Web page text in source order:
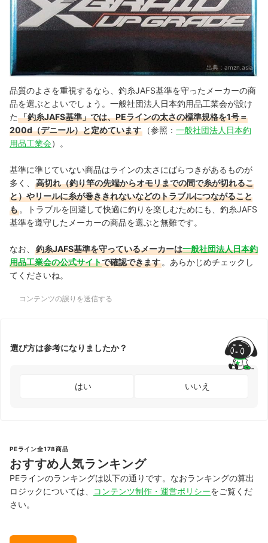
出典： amzn.asia
品質のよさを重視するなら、釣糸JAFS基準を守ったメーカーの商
品を選ぶとよいでしょう。一般社団法人日本釣用品工業会が設け
た 「釣糸JAFS基準」では、PEラインの太さの標準規格を1号＝
200d（デニール）と定めています
（参照： 一般社団法人日本釣
用品工業会）。
基準に準じていない商品はラインの太さにばらつきがあるものが
多く、
高切れ（釣り竿の先端からオモリまでの間で糸が切れるこ
と）やリールに糸が巻ききれないなどのトラブルにつながること
も 。トラブルを回避して快適に釣りを楽しむためにも、釣糸JAFS
基準を遵守したメーカーの商品を選ぶと無難です。
なお、 釣糸JAFS基準を守っているメーカーは一般社団法人日本釣
用品工業会の公式サイトで確認できます 。あらかじめチェックし
てくださいね。
コンテンツの誤りを送信する
選び方は参考になりましたか？
はい いいえ
PEライン全178商品
おすすめ人気ランキング
PEラインのランキングは以下の通りです。なおランキングの算出
ロジックについては、
コンテンツ制作・運営ポリシーをご覧くだ
さい。